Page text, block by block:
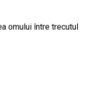
omului între trecutul